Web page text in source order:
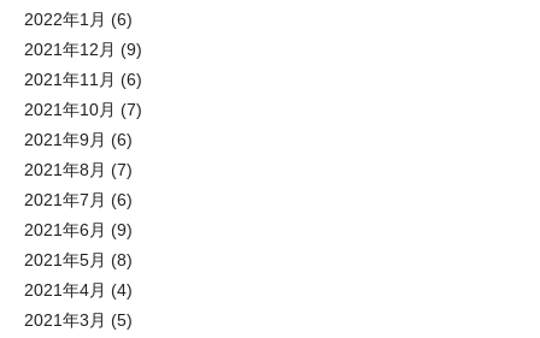
2022年1月 (6)
2021年12月 (9)
2021年11月 (6)
2021年10月 (7)
2021年9月 (6)
2021年8月 (7)
2021年7月 (6)
2021年6月 (9)
2021年5月 (8)
2021年4月 (4)
2021年3月 (5)